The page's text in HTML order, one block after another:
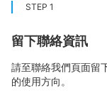
STEP 1
留下聯絡資訊
請至聯絡我們頁面留
的使用方向。